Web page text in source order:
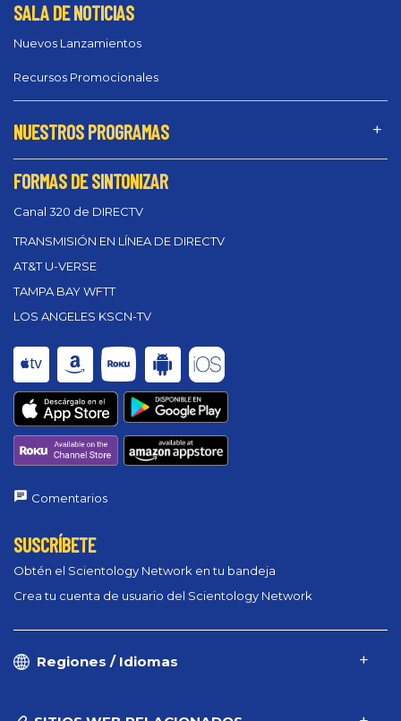
SALA DE NOTICIAS
Nuevos Lanzamientos
Recursos Promocionales
NUESTROS PROGRAMAS
FORMAS DE SINTONIZAR
Canal 320 de DIRECTV
TRANSMISIÓN EN LÍNEA DE DIRECTV
AT&T U-VERSE
TAMPA BAY WFTT
LOS ANGELES KSCN-TV
Comentarios
SUSCRÍBETE
Obtén el Scientology Network en tu bandeja
Crea tu cuenta de usuario del Scientology Network
Regiones / Idiomas